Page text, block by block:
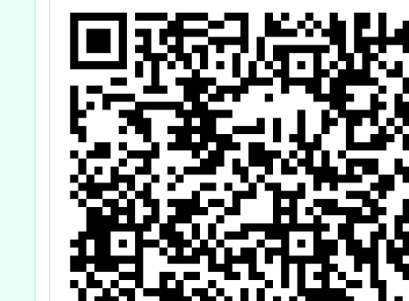
論文徵稿